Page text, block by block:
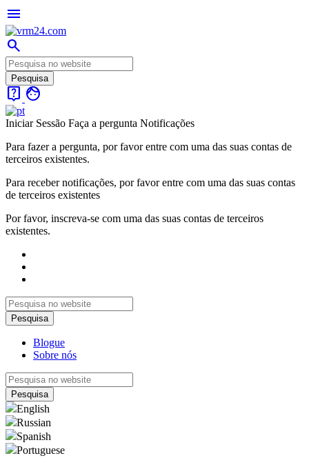
menu
search
live_help face
Iniciar Sessão Faça a pergunta Notificações
Para fazer a pergunta, por favor entre com uma das suas contas de
terceiros existentes.
Para receber notificações, por favor entre com uma das suas contas
de terceiros existentes
Por favor, inscreva-se com uma das suas contas de terceiros
existentes.
Blogue
Sobre nós
English
Russian
Spanish
Portuguese